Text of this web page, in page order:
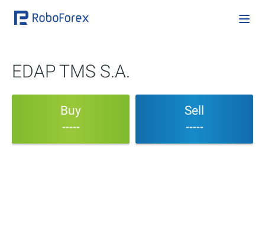
EDAP TMS S.A.
Buy
-----
Sell
-----